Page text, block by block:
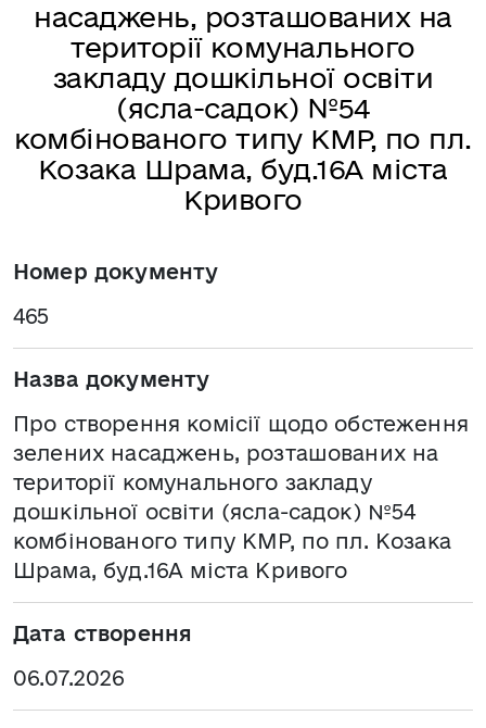
насаджень, розташованих на
території комунального
закладу дошкільної освіти
(ясла-садок) №54
комбінованого типу КМР, по пл.
Козака Шрама, буд.16А міста
Кривого
Номер документу
465
Назва документу
Про створення комісії щодо обстеження
зелених насаджень, розташованих на
території комунального закладу
дошкільної освіти (ясла-садок) №54
комбінованого типу КМР, по пл. Козака
Шрама, буд.16А міста Кривого
Дата створення
06.07.2026